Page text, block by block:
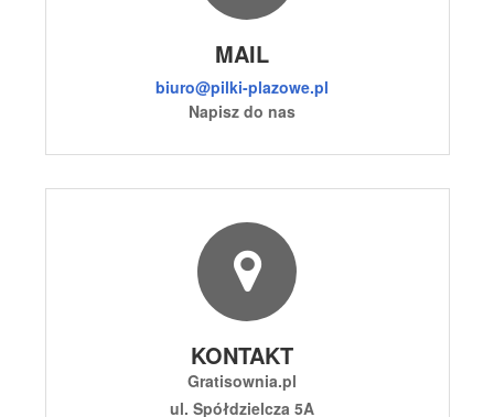
MAIL
biuro@pilki-plazowe.pl
Napisz do nas
KONTAKT
Gratisownia.pl
ul. Spółdzielcza 5A